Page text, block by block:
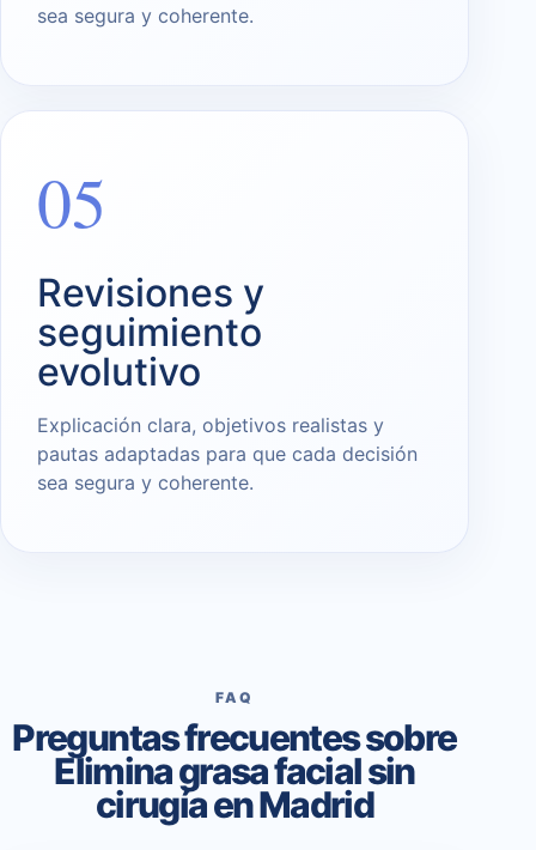
sea segura y coherente.
05
Revisiones y
seguimiento
evolutivo
Explicación clara, objetivos realistas y
pautas adaptadas para que cada decisión
sea segura y coherente.
FAQ
Preguntas frecuentes sobre
Elimina grasa facial sin
cirugía en Madrid